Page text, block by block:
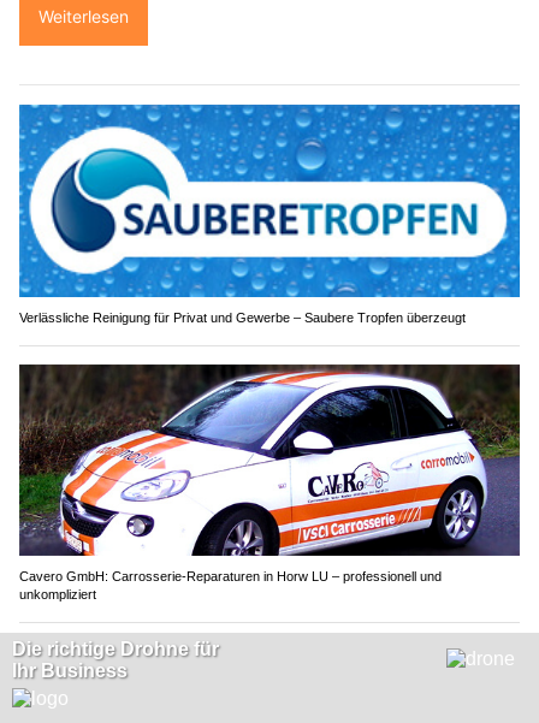
Weiterlesen
Verlässliche Reinigung für Privat und Gewerbe – Saubere Tropfen überzeugt
Cavero GmbH: Carrosserie-Reparaturen in Horw LU – professionell und
unkompliziert